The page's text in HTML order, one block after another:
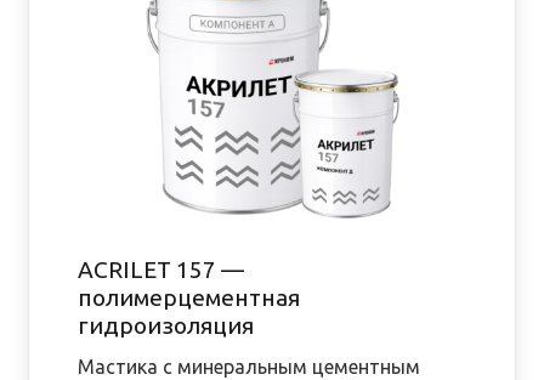
ACRILET 157 —
полимерцементная
гидроизоляция
Мастика с минеральным цементным